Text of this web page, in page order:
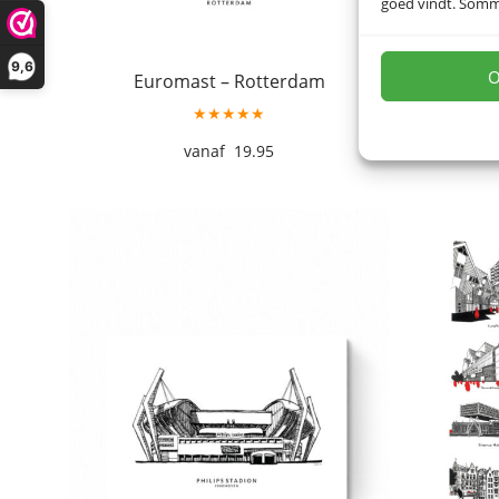
9,6
Euromast – Rotterdam
★★★★★
19.95